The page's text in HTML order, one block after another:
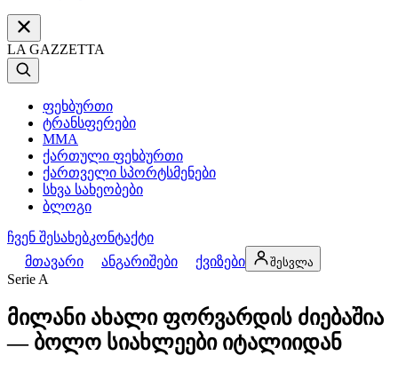
LA GAZZETTA
ფეხბურთი
ტრანსფერები
MMA
ქართული ფეხბურთი
ქართველი სპორტსმენები
სხვა სახეობები
ბლოგი
ჩვენ შესახებკონტაქტი
მთავარი
ანგარიშები ქვიზები შესვლა
Serie A
მილანი ახალი ფორვარდის ძიებაშია
— ბოლო სიახლეები იტალიიდან